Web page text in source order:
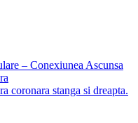
– Conexiunea Ascunsa
coronara stanga si dreapta.